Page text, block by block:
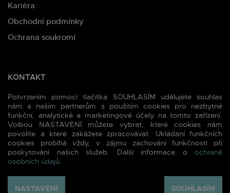
Kariéra
Obchodní podmínky
Ochrana soukromí
KONTAKT
Moravská 8, 120 00 Praha 2
Tel.:+420 722 941 659
E-mail: info@merchyou.com
Potvrzením pomocí tlačítka SOUHLASÍM udělujete souhlas
nám a našim partnerům s použitím cookies pro nezbytné
funkční, analytické a marketingové účely na tomto zařízení.
Volbou NASTAVENÍ můžete vybrat, které cookies nám
povolíte a které zakážete zpracovávat. Ukládání funkčních
cookies probíhá vždy, v zájmu zachování funkčnosti při
poskytování našich služeb. Další informace o ochraně
osobních údajů.
NASTAVENÍ SOUHLASÍM